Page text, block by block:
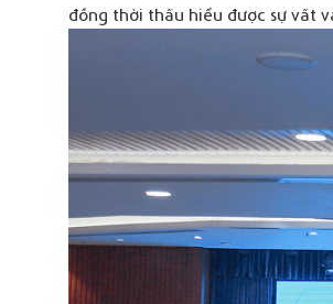
đồng thời thấu hiểu được sự vất